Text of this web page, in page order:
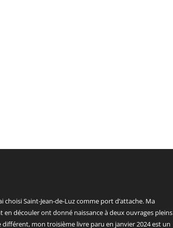
choisi Saint-Jean-de-Luz comme port d’attache. Ma
en découler ont donné naissance à deux ouvrages pleins
mon troisième livre paru en janvier 2024 est un